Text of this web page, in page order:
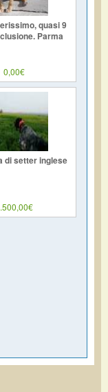
quasi 9
Parma
0,00€
di setter inglese